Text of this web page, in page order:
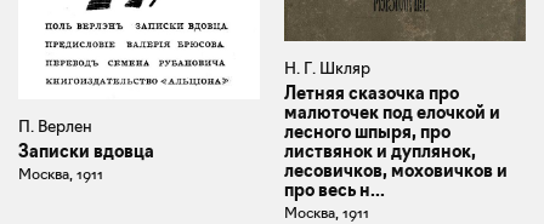
П. Верлен
Записки вдовца
Москва, 1911
Н. Г. Шкляр
Летняя сказочка про
малюточек под елочкой и
лесного шпыря, про
листвянок и дуплянок,
лесовичков, моховичков и
про весь н...
Москва, 1911